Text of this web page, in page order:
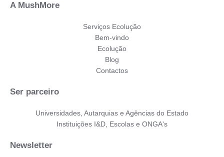
A MushMore
Serviços Ecolução
Bem-vindo
Ecolução
Blog
Contactos
Ser parceiro
Universidades, Autarquias e Agências do Estado
Instituições I&D, Escolas e ONGA's
Newsletter